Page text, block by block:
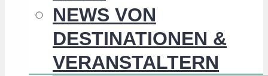
NEWS VON
DESTINATIONEN &
VERANSTALTERN